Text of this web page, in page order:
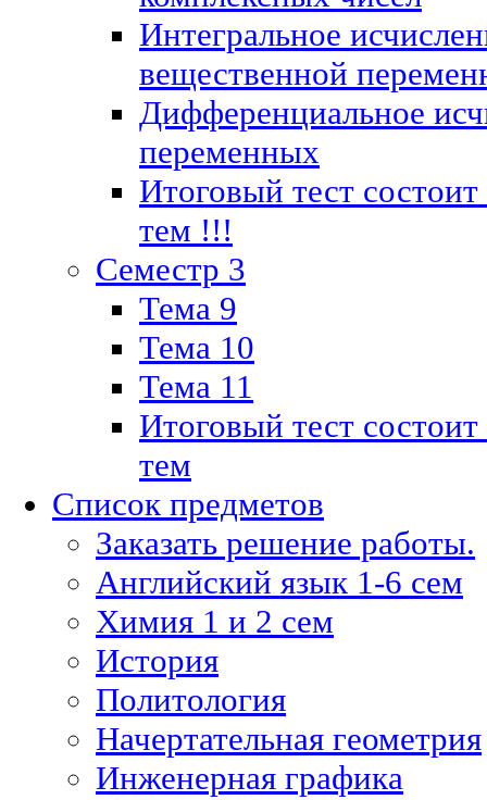
Интегральное
вещественной
Дифференциальное
переменных
Итоговый тест
тем !!!
Семестр 3
Тема 9
Тема 10
Тема 11
Итоговый тест
тем
Список предметов
Заказать решение работы.
Английский язык 1-6 сем
Химия 1 и 2 сем
История
Политология
Начертательная геометрия
Инженерная графика